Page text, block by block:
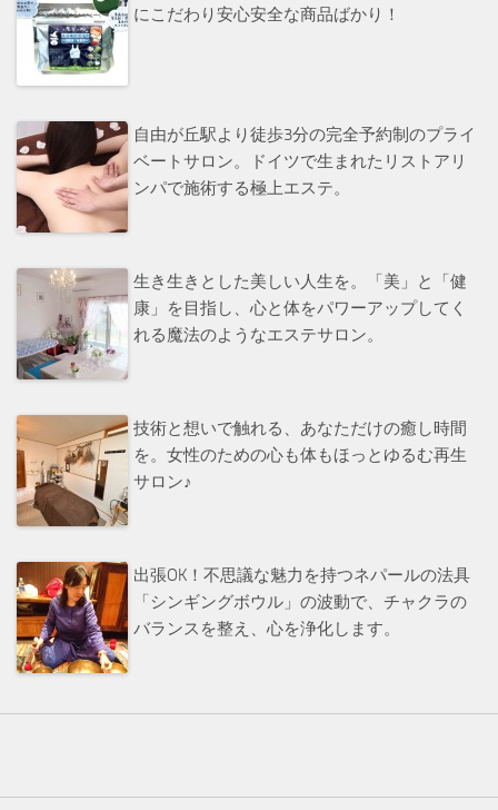
にこだわり安心安全な商品ばかり！
自由が丘駅より徒歩3分の完全予約制のプライ
ベートサロン。ドイツで生まれたリストアリ
ンパで施術する極上エステ。
生き生きとした美しい人生を。「美」と「健
康」を目指し、心と体をパワーアップしてく
れる魔法のようなエステサロン。
技術と想いで触れる、あなただけの癒し時間
を。女性のための心も体もほっとゆるむ再生
サロン♪
出張OK！不思議な魅力を持つネパールの法具
「シンギングボウル」の波動で、チャクラの
バランスを整え、心を浄化します。